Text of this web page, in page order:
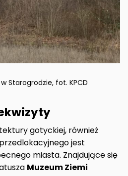
Starogrodzie, fot. KPCD
gotyckiej, również
jest
miasta. Znajdujące się
Muzeum Ziemi